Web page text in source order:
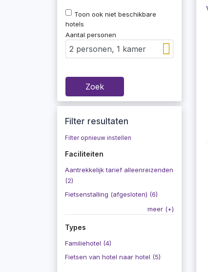
Toon ook niet beschikbare
hotels
Aantal personen
Zoek
Filter resultaten
Filter opnieuw instellen
Faciliteiten
Aantrekkelijk tarief alleenreizenden
(2)
Fietsenstalling (afgesloten) (6)
meer (+)
Types
Familiehotel (4)
Fietsen van hotel naar hotel (5)